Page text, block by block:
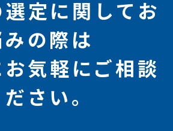
定に関してお
みの際は
気軽にご相談
ださい。